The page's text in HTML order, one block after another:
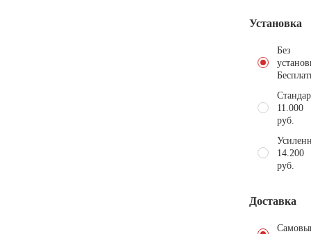
Установка
Без
11.000
руб.
14.200
руб.
Доставка